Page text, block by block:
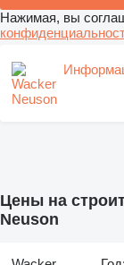
Нажимая, вы
Цены на
Neuson